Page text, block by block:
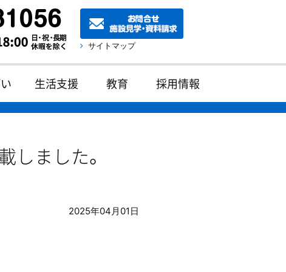
サイトマップ
生活支援 教育 採用情報
しました。
2025年04月01日